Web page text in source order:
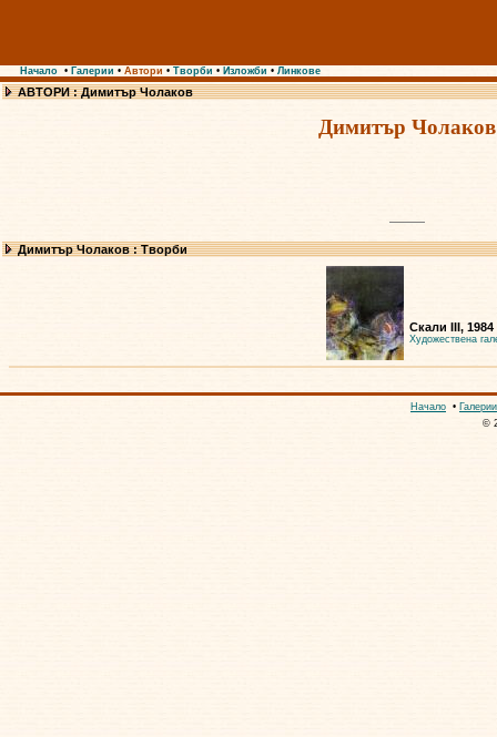
Начало • Галерии • Автори • Творби • Изложби • Линкове
АВТОРИ : Димитър Чолаков
Димитър Чолаков
Димитър Чолаков : Творби
Скали III, 1984
Художествена
Начало • Галерии
©